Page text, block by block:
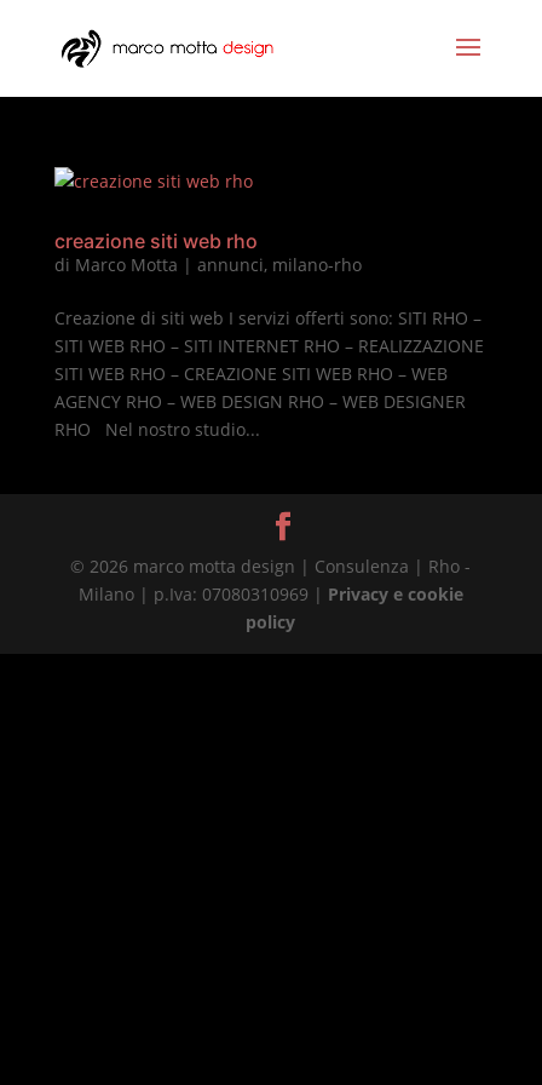
creazione siti web rho
di Marco Motta | annunci, milano-rho
Creazione di siti web I servizi offerti sono: SITI RHO –
SITI WEB RHO – SITI INTERNET RHO – REALIZZAZIONE
SITI WEB RHO – CREAZIONE SITI WEB RHO – WEB
AGENCY RHO – WEB DESIGN RHO – WEB DESIGNER
RHO Nel nostro studio...
© 2026 marco motta design | Consulenza | Rho -
Milano | p.Iva: 07080310969 | Privacy e cookie
policy